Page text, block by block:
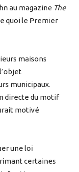
au magazine The
quoi le Premier
maisons
municipaux.
directe du motif
motivé
une loi
certaines